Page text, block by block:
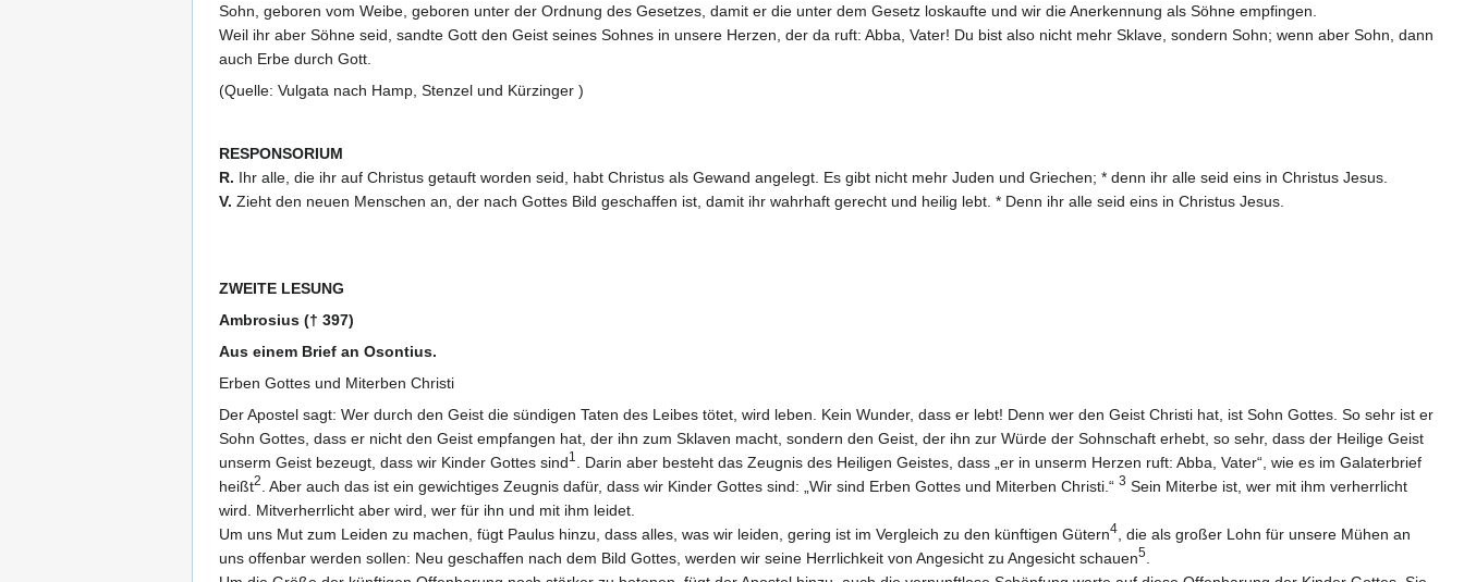
Sohn, geboren vom Weibe, geboren unter der Ordnung des Gesetzes, damit er die unter dem Gesetz loskaufte und wir die Anerkennung als Söhne empfingen.
Weil ihr aber Söhne seid, sandte Gott den Geist seines Sohnes in unsere Herzen, der da ruft: Abba, Vater! Du bist also nicht mehr Sklave, sondern Sohn; wenn aber Sohn, dann
auch Erbe durch Gott.
(Quelle: Vulgata nach Hamp, Stenzel und Kürzinger )
RESPONSORIUM
R. Ihr alle, die ihr auf Christus getauft worden seid, habt Christus als Gewand angelegt. Es gibt nicht mehr Juden und Griechen; * denn ihr alle seid eins in Christus Jesus.
V. Zieht den neuen Menschen an, der nach Gottes Bild geschaffen ist, damit ihr wahrhaft gerecht und heilig lebt. * Denn ihr alle seid eins in Christus Jesus.
ZWEITE LESUNG
Ambrosius († 397)
Aus einem Brief an Osontius.
Erben Gottes und Miterben Christi
Der Apostel sagt: Wer durch den Geist die sündigen Taten des Leibes tötet, wird leben. Kein Wunder, dass er lebt! Denn wer den Geist Christi hat, ist Sohn Gottes. So sehr ist er
Sohn Gottes, dass er nicht den Geist empfangen hat, der ihn zum Sklaven macht, sondern den Geist, der ihn zur Würde der Sohnschaft erhebt, so sehr, dass der Heilige Geist
unserm Geist bezeugt, dass wir Kinder Gottes sind1
. Darin aber besteht das Zeugnis des Heiligen Geistes, dass „er in unserm Herzen ruft: Abba, Vater“, wie es im Galaterbrief
heißt2 . Aber auch das ist ein gewichtiges Zeugnis dafür, dass wir Kinder Gottes sind: „Wir sind Erben Gottes und Miterben Christi.“ 3 Sein Miterbe ist, wer mit ihm verherrlicht
wird. Mitverherrlicht aber wird, wer für ihn und mit ihm leidet.
Um uns Mut zum Leiden zu machen, fügt Paulus hinzu, dass alles, was wir leiden, gering ist im Vergleich zu den künftigen Gütern4
, die als großer Lohn für unsere Mühen an
uns offenbar werden sollen: Neu geschaffen nach dem Bild Gottes, werden wir seine Herrlichkeit von Angesicht zu Angesicht schauen5